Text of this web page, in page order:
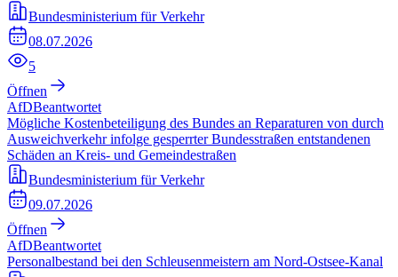
Bundesministerium für Verkehr
08.07.2026
5
Öffnen
AfDBeantwortet
Mögliche Kostenbeteiligung des Bundes an Reparaturen von durch
Ausweichverkehr infolge gesperrter Bundesstraßen entstandenen
Schäden an Kreis- und Gemeindestraßen
Bundesministerium für Verkehr
09.07.2026
Öffnen
AfDBeantwortet
Personalbestand bei den Schleusenmeistern am Nord-Ostsee-Kanal